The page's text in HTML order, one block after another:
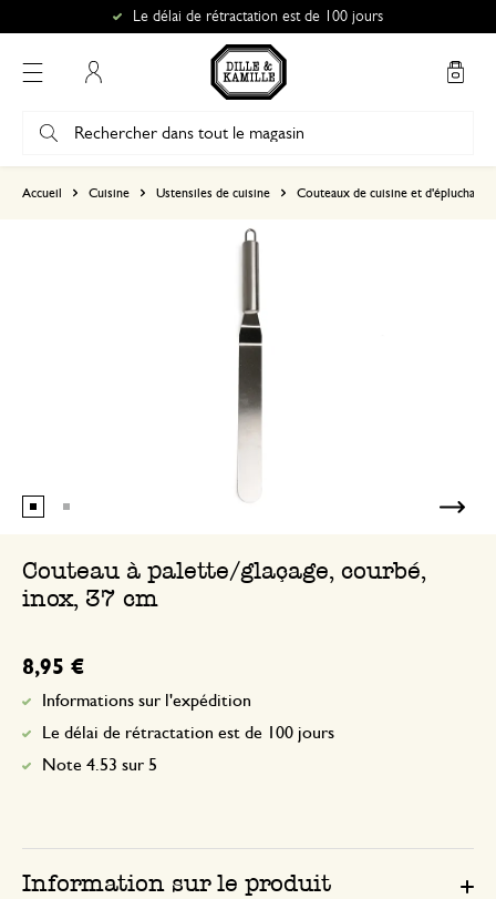
Le délai de rétractation est de 100 jours
Accueil Cuisine Ustensiles de cuisine Couteaux de cuisine et d'épluchage
Couteau à palette/glaçage, courbé,
inox, 37 cm
8,95 €
Informations sur l'expédition
Le délai de rétractation est de 100 jours
Note 4.53 sur 5
Information sur le produit